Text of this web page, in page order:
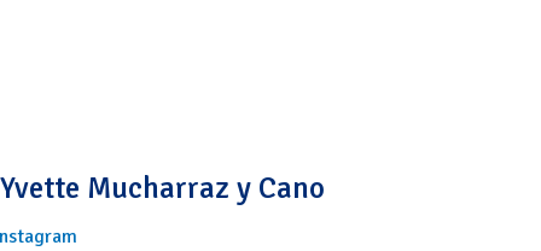
Yvette Mucharraz y Cano